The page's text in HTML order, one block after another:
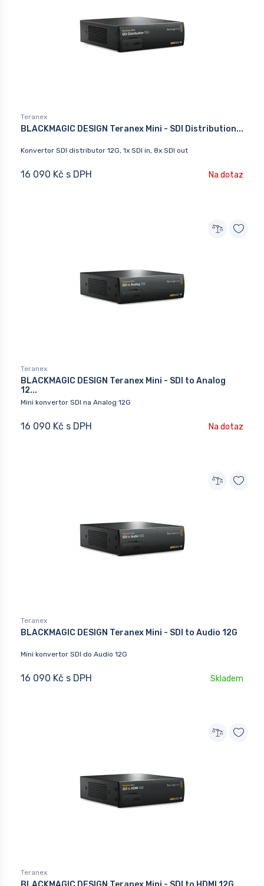
Teranex
BLACKMAGIC DESIGN Teranex Mini - SDI Distribution...
Konvertor SDI distributor 12G, 1x SDI in, 8x SDI out
16 090 Kč s DPH Na dotaz
Teranex
BLACKMAGIC DESIGN Teranex Mini - SDI to Analog
12...
Mini konvertor SDI na Analog 12G
16 090 Kč s DPH Na dotaz
Teranex
BLACKMAGIC DESIGN Teranex Mini - SDI to Audio 12G
Mini konvertor SDI do Audio 12G
16 090 Kč s DPH Skladem
Teranex